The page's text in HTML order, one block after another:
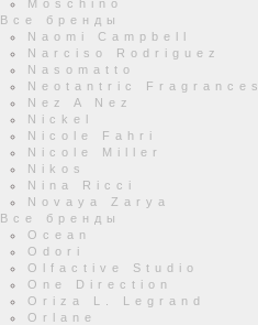
Moschino
Все бренды
Naomi Campbell
Narciso Rodriguez
Nasomatto
Neotantric Fragrances
Nez A Nez
Nickel
Nicole Fahri
Nicole Miller
Nikos
Nina Ricci
Novaya Zarya
Все бренды
Ocean
Odori
Olfactive Studio
One Direction
Oriza L. Legrand
Orlane